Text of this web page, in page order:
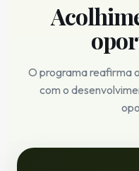
O programa reafirma
com o